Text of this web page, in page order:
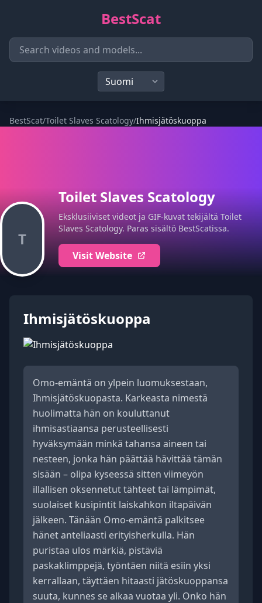
BestScat
BestScat/Toilet Slaves Scatology/Ihmisjätöskuoppa
T
Toilet Slaves Scatology
Eksklusiiviset videot ja GIF-kuvat tekijältä Toilet
Slaves Scatology. Paras sisältö BestScatissa.
Visit Website
Ihmisjätöskuoppa
Omo-emäntä on ylpein luomuksestaan,
Ihmisjätöskuopasta. Karkeasta nimestä
huolimatta hän on kouluttanut
ihmisastiaansa perusteellisesti
hyväksymään minkä tahansa aineen tai
nesteen, jonka hän päättää hävittää tämän
sisään – olipa kyseessä sitten viimeyön
illallisen oksennetut tähteet tai lämpimät,
suolaiset kusipintit laiskahkon iltapäivän
jälkeen. Tänään Omo-emäntä palkitsee
hänet anteliaasti erityisherkulla. Hän
puristaa ulos märkiä, pistäviä
paskaklimppejä, työntäen niitä esiin yksi
kerrallaan, täyttäen hitaasti jätöskuoppansa
suuta, kunnes se alkaa vuotaa yli. Onko hän